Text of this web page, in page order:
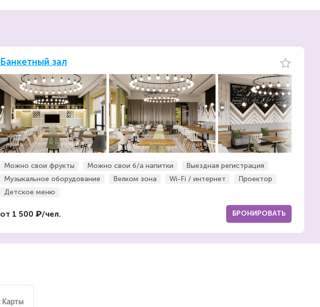
Банкетный зал
Можно свои фрукты Можно свои б/а напитки
Выездная регистрация
Музыкальное оборудование
Велком зона Wi-Fi / интернет
Проектор
Детское меню
от 1 500 ₽/чел. БРОНИРОВАТЬ